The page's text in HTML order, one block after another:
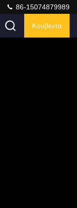
86-15074879989
Κουβέντα